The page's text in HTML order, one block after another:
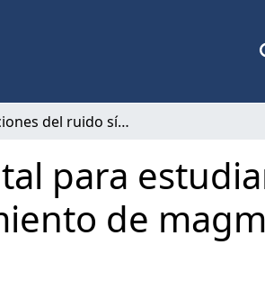
Aplicaciones del ruido sísmico ambiental para estudiar y monitorear el transporte y almacenamiento de magmas en el arco volcánico andino, Chile.
para
de